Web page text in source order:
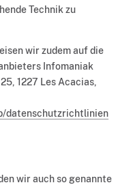
Technik zu
wir zudem auf die
Infomaniak
1227 Les Acacias,
datenschutzrichtlinien
wir auch so genannte